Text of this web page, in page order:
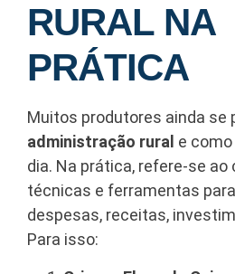
RURAL NA
PRÁTICA
Muitos produtores ainda se
administração rural e
dia. Na prática, refere-se ao
técnicas e ferramentas
despesas, receitas,
Para isso: